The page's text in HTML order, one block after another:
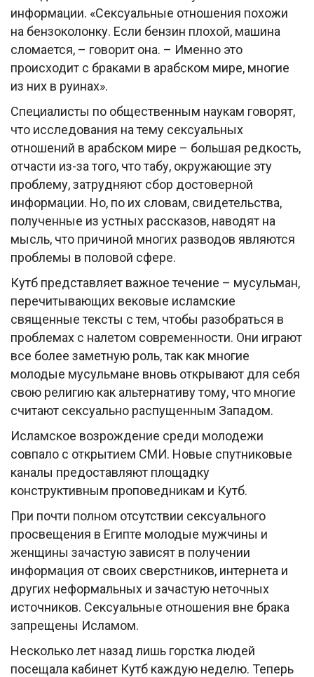
информации. «Сексуальные отношения похожи
на бензоколонку. Если бензин плохой, машина
сломается, – говорит она. – Именно это
происходит с браками в арабском мире, многие
из них в руинах».
Специалисты по общественным наукам говорят,
что исследования на тему сексуальных
отношений в арабском мире – большая редкость,
отчасти из-за того, что табу, окружающие эту
проблему, затрудняют сбор достоверной
информации. Но, по их словам, свидетельства,
полученные из устных рассказов, наводят на
мысль, что причиной многих разводов являются
проблемы в половой сфере.
Кутб представляет важное течение – мусульман,
перечитывающих вековые исламские
священные тексты с тем, чтобы разобраться в
проблемах с налетом современности. Они играют
все более заметную роль, так как многие
молодые мусульмане вновь открывают для себя
свою религию как альтернативу тому, что многие
считают сексуально распущенным Западом.
Исламское возрождение среди молодежи
совпало с открытием СМИ. Новые спутниковые
каналы предоставляют площадку
конструктивным проповедникам и Кутб.
При почти полном отсутствии сексуального
просвещения в Египте молодые мужчины и
женщины зачастую зависят в получении
информация от своих сверстников, интернета и
других неформальных и зачастую неточных
источников. Сексуальные отношения вне брака
запрещены Исламом.
Несколько лет назад лишь горстка людей
посещала кабинет Кутб каждую неделю. Теперь